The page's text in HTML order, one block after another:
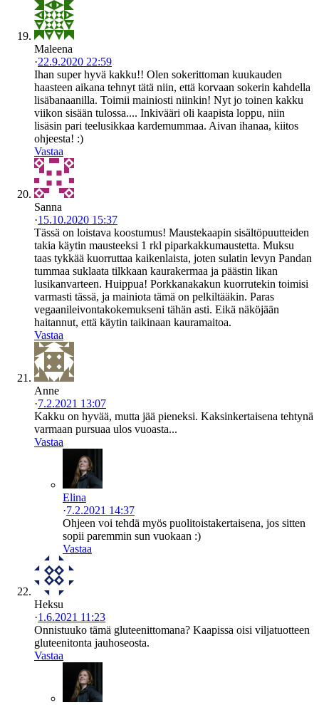
Maleena
·22.9.2020 22:59
Ihan super hyvä kakku!! Olen sokerittoman kuukauden
haasteen aikana tehnyt tätä niin, että korvaan sokerin kahdella
lisäbanaanilla. Toimii mainiosti niinkin! Nyt jo toinen kakku
viikon sisään tulossa.... Inkivääri oli kaapista loppu, niin
lisäsin pari teelusikkaa kardemummaa. Aivan ihanaa, kiitos
ohjeesta! :)
Vastaa
Sanna
·15.10.2020 15:37
Tässä on loistava koostumus! Maustekaapin sisältöpuutteiden
takia käytin mausteeksi 1 rkl piparkakkumaustetta. Muksu
taas tykkää kuorruttaa kaikenlaista, joten sulatin levyn Pandan
tummaa suklaata tilkkaan kaurakermaa ja päästin likan
lusikanvarteen. Huippua! Porkkanakakun kuorrutekin toimisi
varmasti tässä, ja mainiota tämä on pelkiltääkin. Paras
vegaanileivontakokemukseni tähän asti. Eikä näköjään
haitannut, että käytin taikinaan kauramaitoa.
Vastaa
Anne
·7.2.2021 13:07
Kakku on hyvää, mutta jää pieneksi. Kaksinkertaisena tehtynä
varmaan pursuaa ulos vuoasta...
Vastaa
Elina
·7.2.2021 14:37
Ohjeen voi tehdä myös puolitoistakertaisena, jos sitten
sopii paremmin sun vuokaan :)
Vastaa
Heksu
·1.6.2021 11:23
Onnistuuko tämä gluteenittomana? Kaapissa oisi viljatuotteen
gluteenitonta jauhoseosta.
Vastaa